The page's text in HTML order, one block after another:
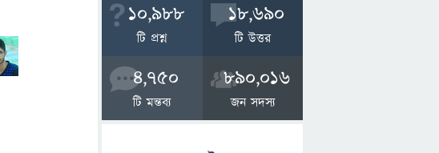
10,988
টি প্রশ্ন
18,690
টি উত্তর
4,750
টি মন্তব্য
890,016
জন সদস্য